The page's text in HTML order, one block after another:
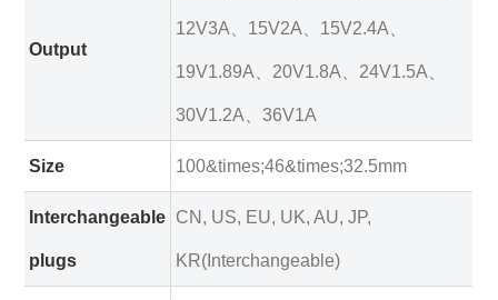
Output
12V3A、15V2A、15V2.4A、
19V1.89A、20V1.8A、24V1.5A、
30V1.2A、36V1A
Size 100&times;46&times;32.5mm
Interchangeable
plugs
CN, US, EU, UK, AU, JP,
KR(Interchangeable)